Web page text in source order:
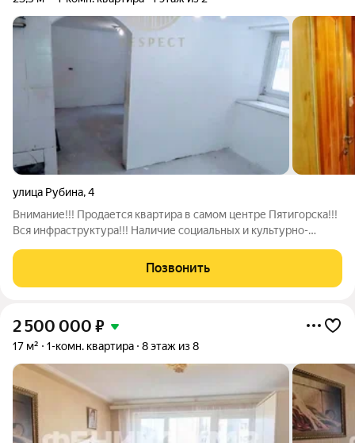
улица Рубина,4
Внимание!!! Продается квартира в самом центре Пятигорска!!!
Вся инфраструктура!!! Наличие социальных и культурно-
Парк "Цветник" Спасский Кафедральный Собор Сквер имени
Л.Н.Толстого Бюветы с
Позвонить
2 500 000 ₽
17 м² 1-комн. квартира 8 этаж из 8